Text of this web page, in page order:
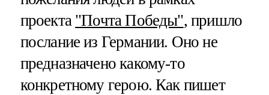
проекта "Почта Победы", пришло
послание из Германии. Оно не
предназначено какому-то
конкретному герою. Как пишет